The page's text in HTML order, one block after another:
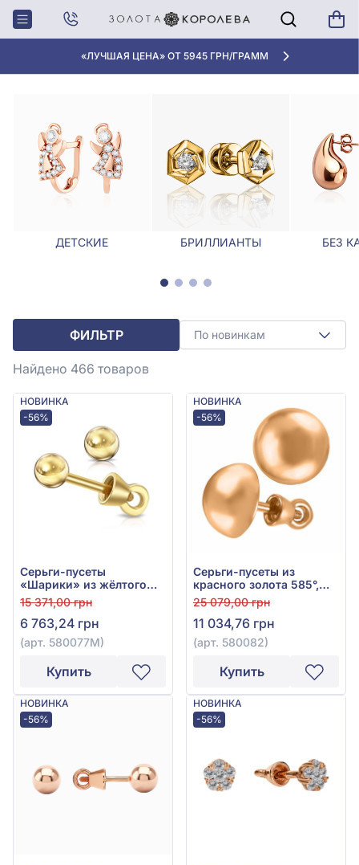
«ЛУЧШАЯ ЦЕНА» ОТ 5945 ГРН/ГРАММ
Главная Серьги Золотые серьги-пусеты
ЗОЛОТЫЕ СЕРЬГИ-ПУСЕТЫ
ДЕТСКИЕ БРИЛЛИАНТЫ БЕЗ
ФИЛЬТР По новинкам
Найдено 466 товаров
НОВИНКА
-56%
Серьги-пусеты
«Шарики» из жёлтого
золота 585°, арт.
580077М
15 371,00 грн
6 763,24 грн
(арт. 580077М)
Купить
НОВИНКА
-56%
Серьги-пусеты из
красного золота 585°,
арт. 580082
25 079,00 грн
11 034,76 грн
(арт. 580082)
Купить
НОВИНКА
-56%
НОВИНКА
-56%